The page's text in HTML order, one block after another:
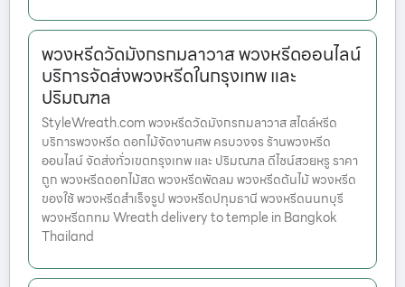
พวงหรีดวัดมังกรกมลาวาส พวงหรีดออนไลน์
บริการจัดส่งพวงหรีดในกรุงเทพ และ
ปริมณฑล
StyleWreath.com พวงหรีดวัดมังกรกมลาวาส สไตล์หรีด
บริการพวงหรีด ดอกไม้จัดงานศพ ครบวงจร ร้านพวงหรีด
ออนไลน์ จัดส่งทั่วเขตกรุงเทพ และ ปริมณฑล ดีไซน์สวยหรู ราคา
ถูก พวงหรีดดอกไม้สด พวงหรีดพัดลม พวงหรีดต้นไม้ พวงหรีด
ของใช้ พวงหรีดสำเร็จรูป พวงหรีดปทุมธานี พวงหรีดนนทบุรี
พวงหรีดกทม Wreath delivery to temple in Bangkok
Thailand